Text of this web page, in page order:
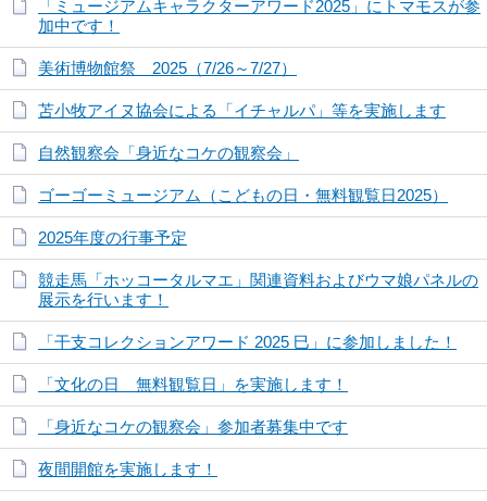
「ミュージアムキャラクターアワード2025」にトマモスが参
加中です！
美術博物館祭 2025（7/26～7/27）
苫小牧アイヌ協会による「イチャルパ」等を実施します
自然観察会「身近なコケの観察会」
ゴーゴーミュージアム（こどもの日・無料観覧日2025）
2025年度の行事予定
競走馬「ホッコータルマエ」関連資料およびウマ娘パネルの
展示を行います！
「干支コレクションアワード 2025 巳」に参加しました！
「文化の日 無料観覧日」を実施します！
「身近なコケの観察会」参加者募集中です
夜間開館を実施します！